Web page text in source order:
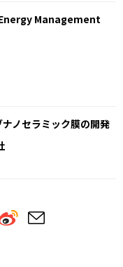
Management
ナノセラミック膜の開発